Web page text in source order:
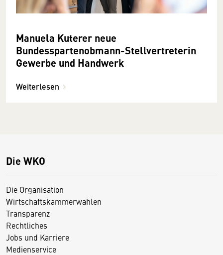
Manuela Kuterer neue
Bundesspartenobmann-Stellvertreterin
Gewerbe und Handwerk
Weiterlesen
Die WKO
Die Organisation
Wirtschaftskammerwahlen
Transparenz
Rechtliches
Jobs und Karriere
Medienservice